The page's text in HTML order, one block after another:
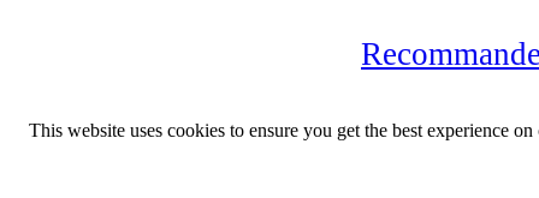
This website uses cookies to ensure you get the best experience